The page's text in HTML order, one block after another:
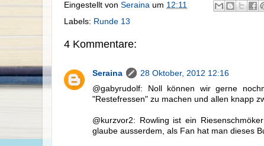
Eingestellt von Seraina um 12:11
Labels: Runde 13
4 Kommentare:
Seraina
28 Oktober, 2012 12:16
@gabyrudolf: Noll können wir gerne
"Restefressen" zu machen und allen knapp
@kurzvor2: Rowling ist ein
glaube ausserdem, als Fan hat man dieses